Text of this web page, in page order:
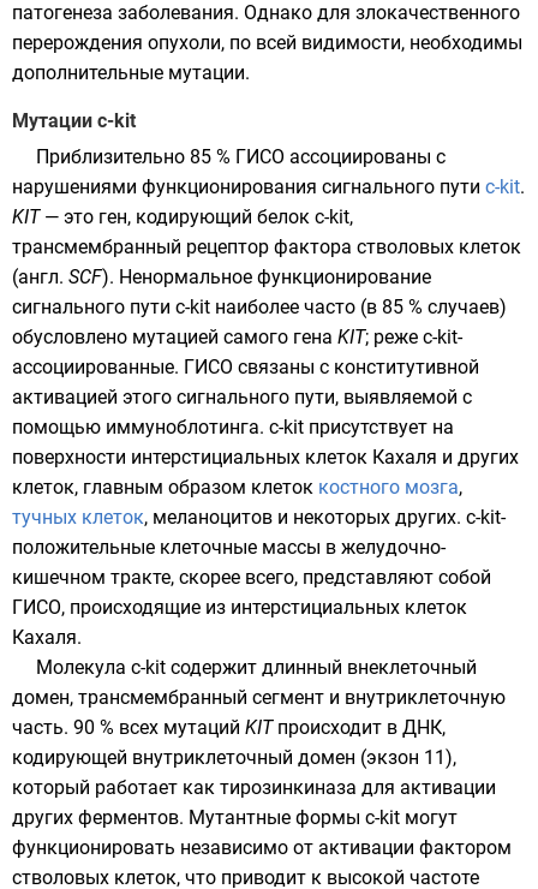
патогенеза заболевания. Однако для злокачественного
перерождения опухоли, по всей видимости, необходимы
дополнительные мутации.
Мутации c-kit
Приблизительно 85 % ГИСО ассоциированы с
нарушениями функционирования сигнального пути c-kit.
KIT— это ген, кодирующий белок c-kit,
трансмембранный рецептор фактора стволовых клеток
(англ. SCF). Ненормальное функционирование
сигнального пути c-kit наиболее часто (в 85 % случаев)
обусловлено мутацией самого гена KIT; реже с-kit-
ассоциированные. ГИСО связаны с конститутивной
активацией этого сигнального пути, выявляемой с
помощью иммуноблотинга. c-kit присутствует на
поверхности интерстициальных клеток Кахаля и других
клеток, главным образом клеток костного мозга,
тучных клеток, меланоцитов и некоторых других. c-kit-
положительные клеточные массы в желудочно-
кишечном тракте, скорее всего, представляют собой
ГИСО, происходящие из интерстициальных клеток
Кахаля.
Молекула c-kit содержит длинный внеклеточный
домен, трансмембранный сегмент и внутриклеточную
часть. 90 % всех мутаций KITпроисходит в ДНК,
кодирующей внутриклеточный домен (экзон 11),
который работает как тирозинкиназа для активации
других ферментов. Мутантные формы c-kit могут
функционировать независимо от активации фактором
стволовых клеток, что приводит к высокой частоте